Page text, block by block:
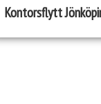
Kontorsflytt